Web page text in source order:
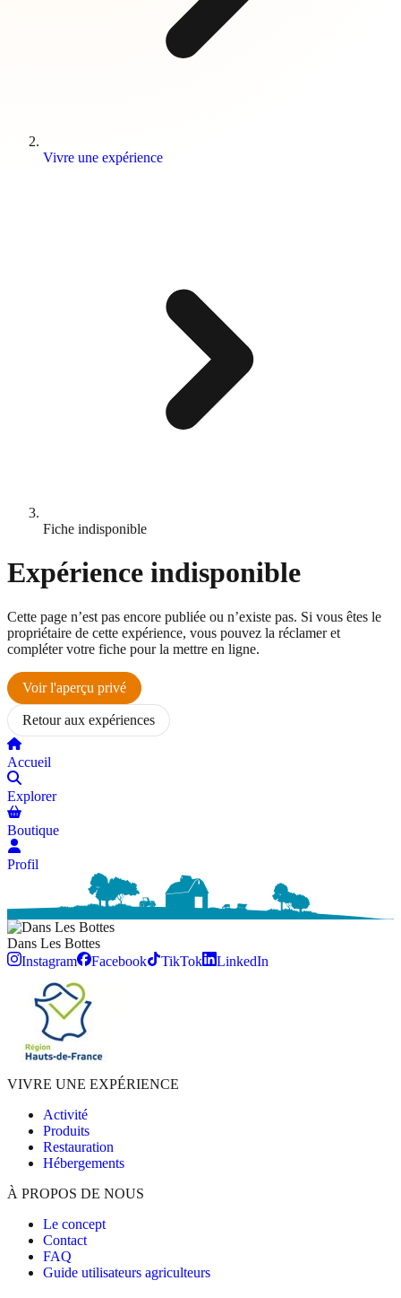
Vivre une expérience
Fiche indisponible
Expérience indisponible
Cette page n’est pas encore publiée ou n’existe pas. Si vous êtes le
propriétaire de cette expérience, vous pouvez la réclamer et
compléter votre fiche pour la mettre en ligne.
Voir l'aperçu privé
Retour aux expériences
Accueil
Explorer
Boutique
Profil
Dans Les Bottes
Instagram
Facebook TikTok LinkedIn
VIVRE UNE EXPÉRIENCE
Activité
Produits
Restauration
Hébergements
À PROPOS DE NOUS
Le concept
Contact
FAQ
Guide utilisateurs agriculteurs